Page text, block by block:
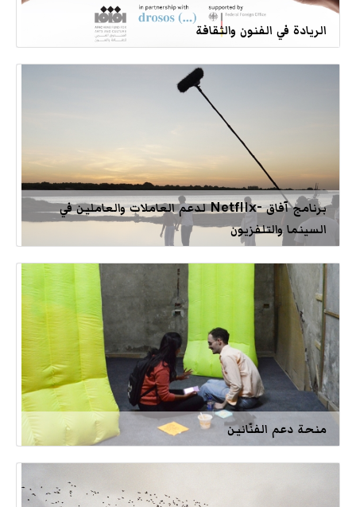
الريادة في الفنون والثقافة
برنامج آفاق -Netflix لدعم العاملات والعاملين في
السينما والتلفزيون
منحة دعم الفنّانين